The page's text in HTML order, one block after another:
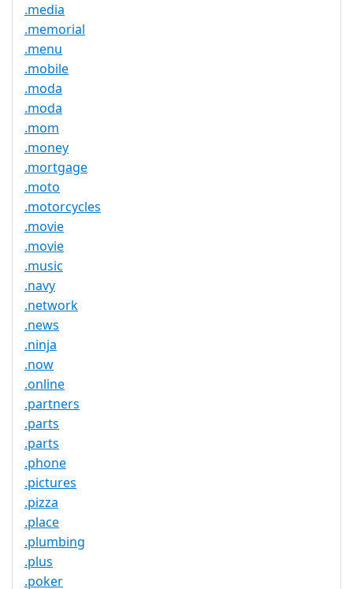
.media
.memorial
.menu
.mobile
.moda
.moda
.mom
.money
.mortgage
.moto
.motorcycles
.movie
.movie
.music
.navy
.network
.news
.ninja
.now
.online
.partners
.parts
.parts
.phone
.pictures
.pizza
.place
.plumbing
.plus
.poker